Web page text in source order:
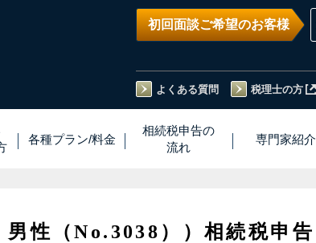
初回面談ご希望のお客様
よくある質問 税理士の方
各種プラン/料金
相続税申告の
流れ
専門家紹介
男性（No.3038））相続税申告